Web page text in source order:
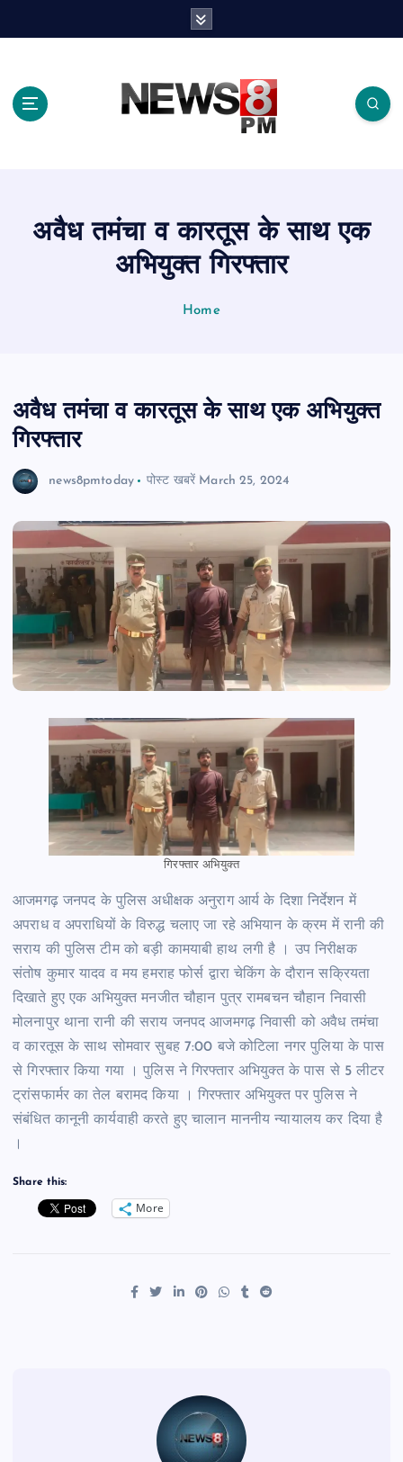
अवैध तमंचा व कारतूस के साथ एक
अभियुक्त गिरफ्तार
Home
अवैध तमंचा व कारतूस के साथ एक अभियुक्त
गिरफ्तार
news8pmtoday पोस्ट खबरें March 25, 2024
गिरफ्तार अभियुक्त
आजमगढ़ जनपद के पुलिस अधीक्षक अनुराग आर्य के दिशा निर्देशन में
अपराध व अपराधियों के विरुद्ध चलाए जा रहे अभियान के क्रम में रानी की
सराय की पुलिस टीम को बड़ी कामयाबी हाथ लगी है । उप निरीक्षक
संतोष कुमार यादव व मय हमराह फोर्स द्वारा चेकिंग के दौरान सक्रियता
दिखाते हुए एक अभियुक्त मनजीत चौहान पुत्र रामबचन चौहान निवासी
मोलनापुर थाना रानी की सराय जनपद आजमगढ़ निवासी को अवैध तमंचा
व कारतूस के साथ सोमवार सुबह 7:00 बजे कोटिला नगर पुलिया के पास
से गिरफ्तार किया गया । पुलिस ने गिरफ्तार अभियुक्त के पास से 5 लीटर
ट्रांसफार्मर का तेल बरामद किया । गिरफ्तार अभियुक्त पर पुलिस ने
संबंधित कानूनी कार्यवाही करते हुए चालान माननीय न्यायालय कर दिया है
।
Share this:
More